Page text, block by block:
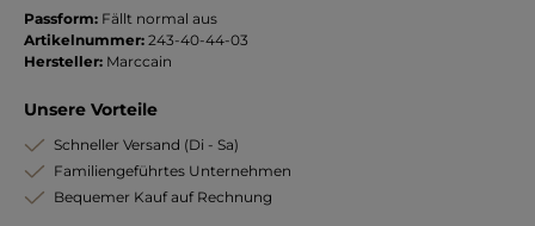
Passform: Fällt normal aus
Artikelnummer: 243-40-44-03
Hersteller: Marccain
Unsere Vorteile
Schneller Versand (Di - Sa)
Familiengeführtes Unternehmen
Bequemer Kauf auf Rechnung